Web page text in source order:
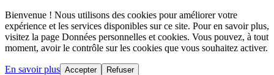
Bienvenue ! Nous utilisons des cookies pour améliorer votre
expérience et les services disponibles sur ce site. Pour en savoir plus,
visitez la page Données personnelles et cookies. Vous pouvez, à tout
moment, avoir le contrôle sur les cookies que vous souhaitez activer.
En savoir plus Accepter Refuser